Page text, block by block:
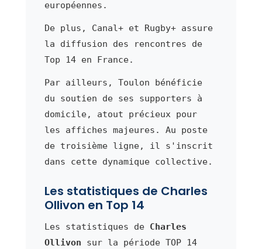
européennes.
De plus, Canal+ et Rugby+ assure
la diffusion des rencontres de
Top 14 en France.
Par ailleurs, Toulon bénéficie
du soutien de ses supporters à
domicile, atout précieux pour
les affiches majeures. Au poste
de troisième ligne, il s'inscrit
dans cette dynamique collective.
Les statistiques de Charles
Ollivon en Top 14
Les statistiques de Charles
Ollivon sur la période TOP 14